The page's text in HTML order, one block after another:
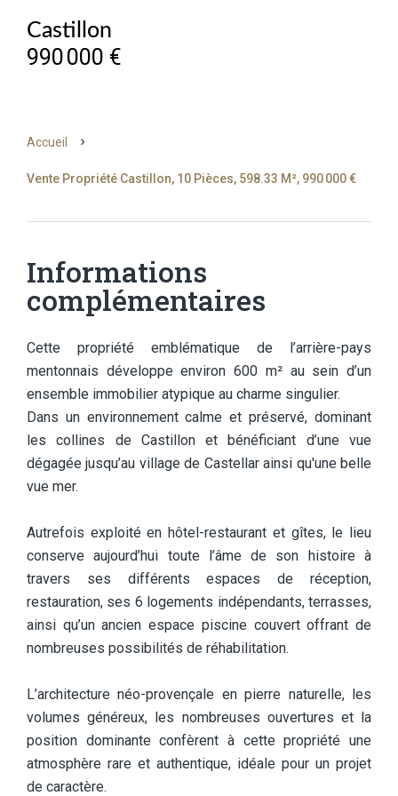
Castillon
990 000 €
Accueil
Vente Propriété Castillon, 10 Pièces, 598.33 M², 990 000 €
Informations
complémentaires
Cette propriété emblématique de l’arrière-pays
mentonnais développe environ 600 m² au sein d’un
ensemble immobilier atypique au charme singulier.
Dans un environnement calme et préservé, dominant
les collines de Castillon et bénéficiant d’une vue
dégagée jusqu’au village de Castellar ainsi qu'une belle
vue mer.
Autrefois exploité en hôtel-restaurant et gîtes, le lieu
conserve aujourd’hui toute l’âme de son histoire à
travers ses différents espaces de réception,
restauration, ses 6 logements indépendants, terrasses,
ainsi qu’un ancien espace piscine couvert offrant de
nombreuses possibilités de réhabilitation.
L’architecture néo-provençale en pierre naturelle, les
volumes généreux, les nombreuses ouvertures et la
position dominante confèrent à cette propriété une
atmosphère rare et authentique, idéale pour un projet
de caractère.